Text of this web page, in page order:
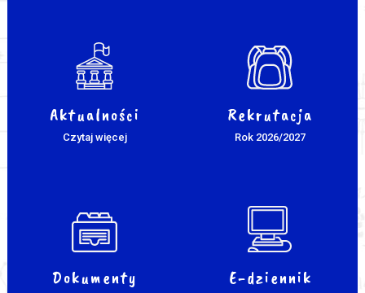
Aktualności
Czytaj więcej
Rekrutacja
Rok 2026/2027
Dokumenty E-dziennik